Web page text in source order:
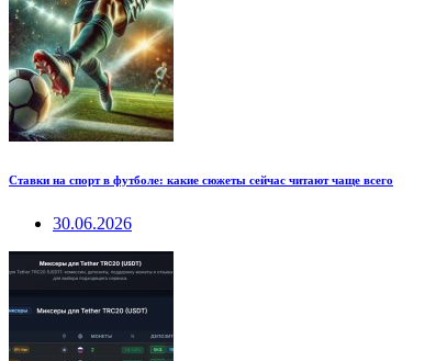
Ставки на спорт в футболе: какие сюжеты сейчас читают чаще всего
30.06.2026